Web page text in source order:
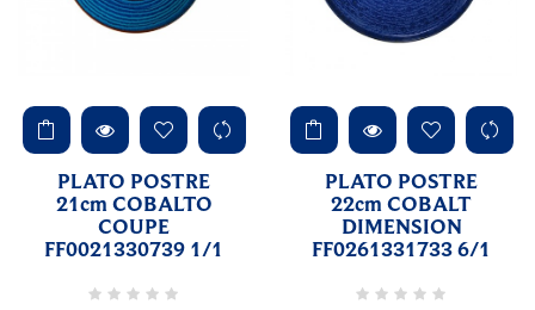
PLATO POSTRE
21cm COBALTO
COUPE
FF0021330739 1/1
PLATO POSTRE
22cm COBALT
DIMENSION
FF0261331733 6/1